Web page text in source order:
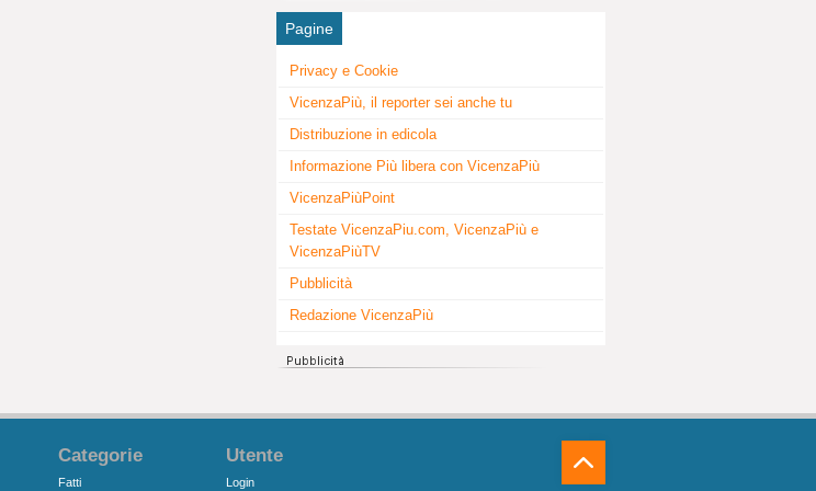
Pagine
Privacy e Cookie
VicenzaPiù, il reporter sei anche tu
Distribuzione in edicola
Informazione Più libera con VicenzaPiù
VicenzaPiùPoint
Testate VicenzaPiu.com, VicenzaPiù e
VicenzaPiùTV
Pubblicità
Redazione VicenzaPiù
Categorie
Fatti
Utente
Login